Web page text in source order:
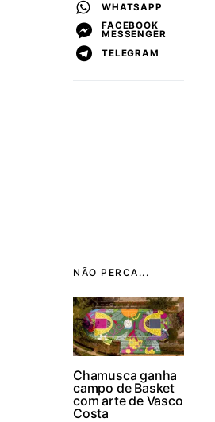
NÃO PERCA...
Chamusca ganha
campo de Basket
com arte de Vasco
Costa
WHATSAPP
FACEBOOK
MESSENGER
TELEGRAM